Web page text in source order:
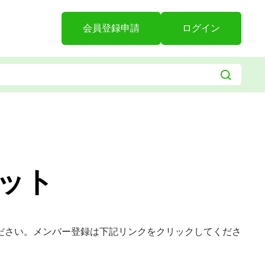
会員登録申請 ログイン
ト
い。メンバー登録は下記リンクをクリックしてくださ